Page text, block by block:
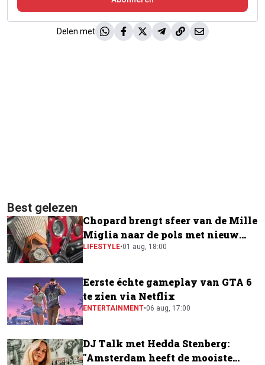
Delen met
Best gelezen
Chopard brengt sfeer van de Mille
Miglia naar de pols met nieuw
horloge
LIFESTYLE•01 aug, 18:00
Eerste échte gameplay van GTA 6
te zien via Netflix
ENTERTAINMENT•06 aug, 17:00
DJ Talk met Hedda Stenberg:
"Amsterdam heeft de mooiste